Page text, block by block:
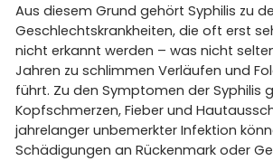
Aus diesem Grund gehört Syphilis zu
Geschlechtskrankheiten, die oft erst
nicht erkannt werden – was nicht
Jahren zu schlimmen Verläufen und
führt. Zu den Symptomen der Syphilis
Kopfschmerzen, Fieber und
jahrelanger unbemerkter Infektion
Schädigungen an Rückenmark oder